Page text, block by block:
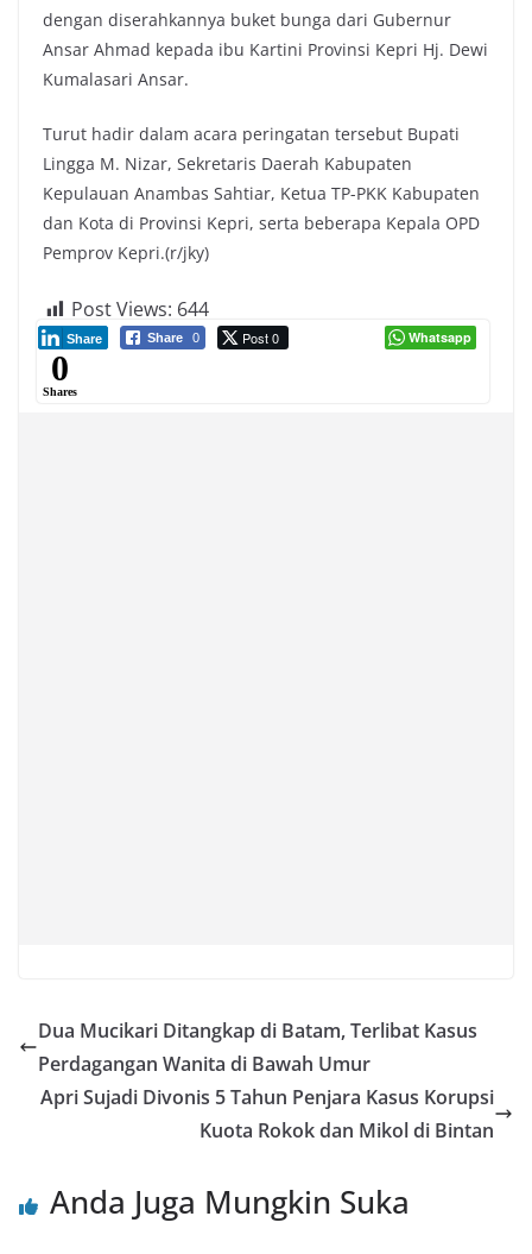
dengan diserahkannya buket bunga dari Gubernur
Ansar Ahmad kepada ibu Kartini Provinsi Kepri Hj. Dewi
Kumalasari Ansar.
Turut hadir dalam acara peringatan tersebut Bupati
Lingga M. Nizar, Sekretaris Daerah Kabupaten
Kepulauan Anambas Sahtiar, Ketua TP-PKK Kabupaten
dan Kota di Provinsi Kepri, serta beberapa Kepala OPD
Pemprov Kepri.(r/jky)
Post Views: 644
Share 0 Post 0
Share Whatsapp
0
Shares
Dua Mucikari Ditangkap di Batam, Terlibat Kasus
Perdagangan Wanita di Bawah Umur
Apri Sujadi Divonis 5 Tahun Penjara Kasus Korupsi
Kuota Rokok dan Mikol di Bintan
Anda Juga Mungkin Suka